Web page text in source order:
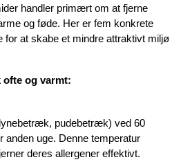
handler primært om at fjerne
og føde. Her er fem konkrete
for at skabe et mindre attraktivt miljø
og varmt:
pudebetræk) ved 60
anden uge. Denne temperatur
deres allergener effektivt.